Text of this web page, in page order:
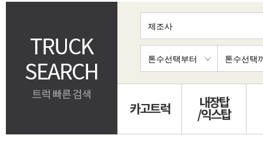
카고트럭
내장탑
/익스탑